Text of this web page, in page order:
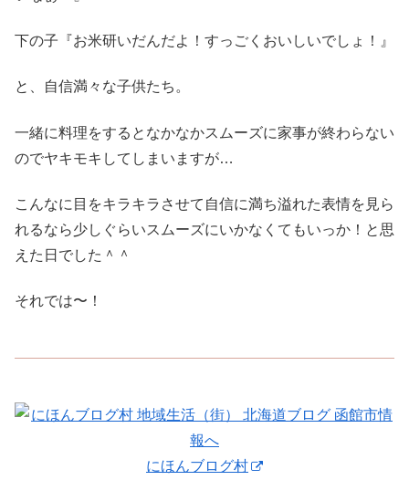
下の子『お米研いだんだよ！すっごくおいしいでしょ！』
と、自信満々な子供たち。
一緒に料理をするとなかなかスムーズに家事が終わらない
のでヤキモキしてしまいますが…
こんなに目をキラキラさせて自信に満ち溢れた表情を見ら
れるなら少しぐらいスムーズにいかなくてもいっか！と思
えた日でした＾＾
それでは〜！
にほんブログ村